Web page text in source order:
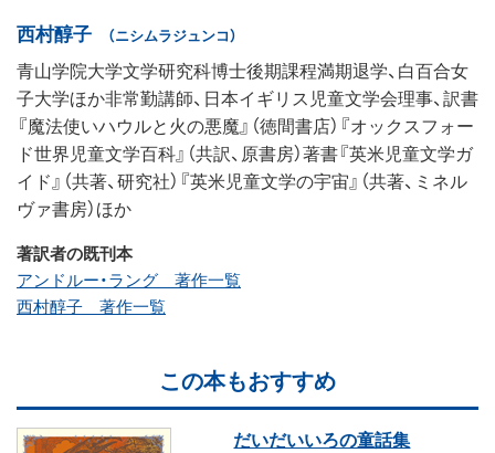
西村醇子 （ニシムラジュンコ）
青山学院大学文学研究科博士後期課程満期退学、白百合女
子大学ほか非常勤講師、日本イギリス児童文学会理事、訳書
『魔法使いハウルと火の悪魔』（徳間書店）『オックスフォー
ド世界児童文学百科』（共訳、原書房）著書『英米児童文学ガ
イド』（共著、研究社）『英米児童文学の宇宙』（共著、ミネル
ヴァ書房）ほか
著訳者の既刊本
アンドルー・ラング 著作一覧
西村醇子 著作一覧
この本もおすすめ
だいだいいろの童話集